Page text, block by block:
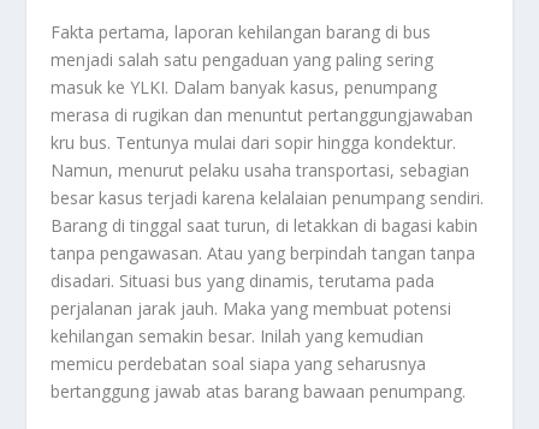
Fakta pertama, laporan kehilangan barang di bus
menjadi salah satu pengaduan yang paling sering
masuk ke YLKI. Dalam banyak kasus, penumpang
merasa di rugikan dan menuntut pertanggungjawaban
kru bus. Tentunya mulai dari sopir hingga kondektur.
Namun, menurut pelaku usaha transportasi, sebagian
besar kasus terjadi karena kelalaian penumpang sendiri.
Barang di tinggal saat turun, di letakkan di bagasi kabin
tanpa pengawasan. Atau yang berpindah tangan tanpa
disadari. Situasi bus yang dinamis, terutama pada
perjalanan jarak jauh. Maka yang membuat potensi
kehilangan semakin besar. Inilah yang kemudian
memicu perdebatan soal siapa yang seharusnya
bertanggung jawab atas barang bawaan penumpang.